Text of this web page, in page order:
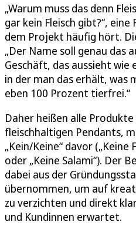
„Warum muss das denn
gar kein Fleisch gibt?“,
dem Projekt häufig hört.
„Der Name soll genau das
Geschäft, das aussieht wie
in der man das erhält, was
eben 100 Prozent tierfrei.“
Daher heißen alle
fleischhaltigen Pendants,
„Kein/Keine“ davor („Keine
oder „Keine Salami“). Der
dabei aus der
übernommen, um auf
zu verzichten und direkt
und Kundinnen erwartet.